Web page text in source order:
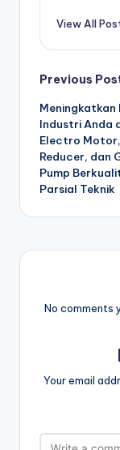
View All
Post
Previous
Meningkatkan
Industri Anda
Electro
Reducer, dan
Pump
Parsial Teknik
No comments
Your email